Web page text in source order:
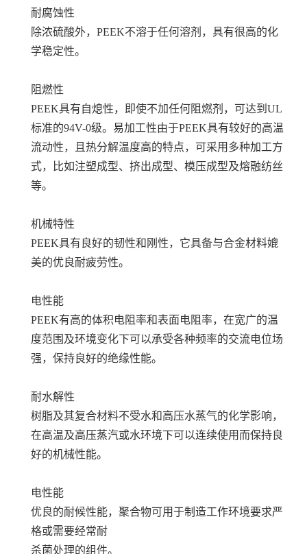
耐腐蚀性
除浓硫酸外，PEEK不溶于任何溶剂，具有很高的化
学稳定性。
阻燃性
PEEK具有自熄性，即使不加任何阻燃剂，可达到UL
标准的94V-0级。易加工性由于PEEK具有较好的高温
流动性，且热分解温度高的特点，可采用多种加工方
式，比如注塑成型、挤出成型、模压成型及熔融纺丝
等。
机械特性
PEEK具有良好的韧性和刚性，它具备与合金材料媲
美的优良耐疲劳性。
电性能
PEEK有高的体积电阻率和表面电阻率，在宽广的温
度范围及环境变化下可以承受各种频率的交流电位场
强，保持良好的绝缘性能。
耐水解性
树脂及其复合材料不受水和高压水蒸气的化学影响，
在高温及高压蒸汽或水环境下可以连续使用而保持良
好的机械性能。
电性能
优良的耐候性能，聚合物可用于制造工作环境要求严
格或需要经常耐
杀菌处理的组件。